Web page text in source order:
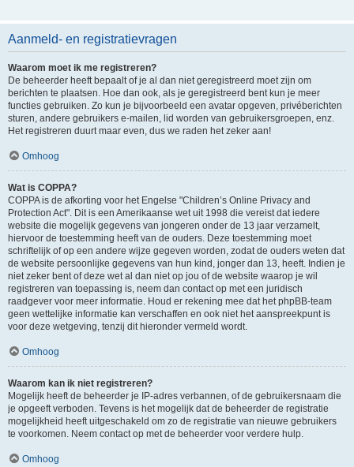
Aanmeld- en registratievragen
Waarom moet ik me registreren?
De beheerder heeft bepaalt of je al dan niet geregistreerd moet zijn om
berichten te plaatsen. Hoe dan ook, als je geregistreerd bent kun je meer
functies gebruiken. Zo kun je bijvoorbeeld een avatar opgeven, privéberichten
sturen, andere gebruikers e-mailen, lid worden van gebruikersgroepen, enz.
Het registreren duurt maar even, dus we raden het zeker aan!
Omhoog
Wat is COPPA?
COPPA is de afkorting voor het Engelse "Children’s Online Privacy and
Protection Act". Dit is een Amerikaanse wet uit 1998 die vereist dat iedere
website die mogelijk gegevens van jongeren onder de 13 jaar verzamelt,
hiervoor de toestemming heeft van de ouders. Deze toestemming moet
schriftelijk of op een andere wijze gegeven worden, zodat de ouders weten dat
de website persoonlijke gegevens van hun kind, jonger dan 13, heeft. Indien je
niet zeker bent of deze wet al dan niet op jou of de website waarop je wil
registreren van toepassing is, neem dan contact op met een juridisch
raadgever voor meer informatie. Houd er rekening mee dat het phpBB-team
geen wettelijke informatie kan verschaffen en ook niet het aanspreekpunt is
voor deze wetgeving, tenzij dit hieronder vermeld wordt.
Omhoog
Waarom kan ik niet registreren?
Mogelijk heeft de beheerder je IP-adres verbannen, of de gebruikersnaam die
je opgeeft verboden. Tevens is het mogelijk dat de beheerder de registratie
mogelijkheid heeft uitgeschakeld om zo de registratie van nieuwe gebruikers
te voorkomen. Neem contact op met de beheerder voor verdere hulp.
Omhoog